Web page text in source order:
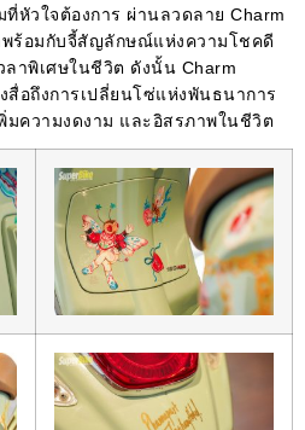
หัวใจต้องการ ผ่านลวดลาย Charm
พร้อมกับจี้สัญลักษณ์แห่งความโชคดี
ลาพิเศษในชีวิต ดังนั้น Charm
สื่อถึงการเปลี่ยนโซ่แห่งพันธนาการ
มความงดงาม และอิสรภาพในชีวิต